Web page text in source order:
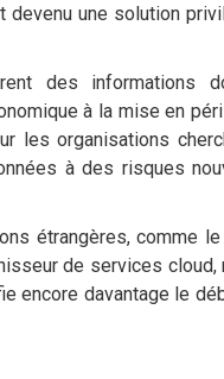
une solution
des informations
à la mise en
les organisations
à des risques
étrangères, comme le
de services cloud,
encore davantage le